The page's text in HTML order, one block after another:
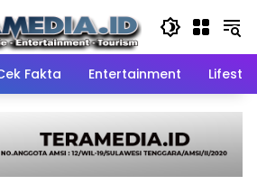
Fakta Entertainment